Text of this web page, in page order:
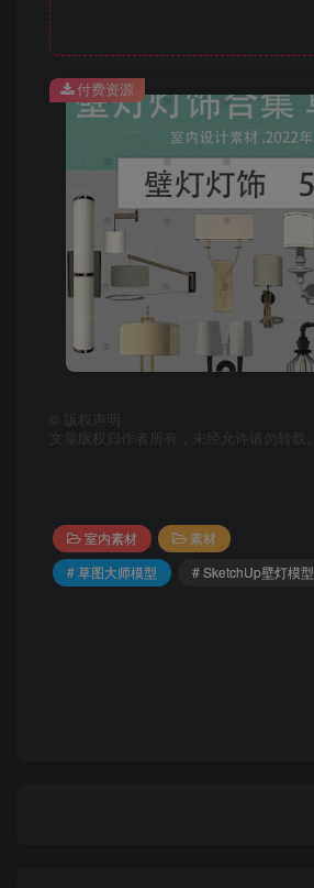
付费资源
版权声明
文章版权归作者所有，未经允许请勿转载。
室内素材
素材
# 草图大师模型
# SketchUp壁灯模型